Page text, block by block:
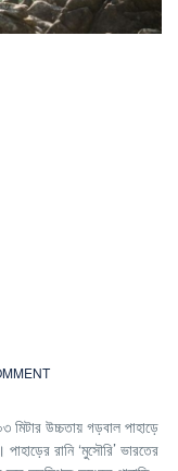
উচ্চতায় গড়বাল পাহাড়ে
রানি ‘মুসৌরি’ ভারতের